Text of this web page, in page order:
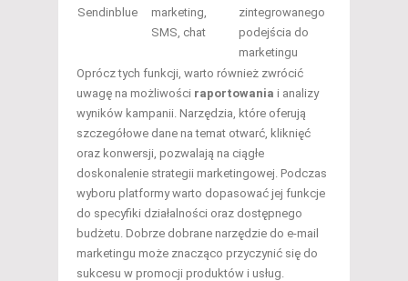
Sendinblue
marketing,
SMS, chat
zintegrowanego
podejścia do
marketingu
Oprócz tych funkcji, warto również zwrócić
uwagę na możliwości raportowania i analizy
wyników kampanii. Narzędzia, które oferują
szczegółowe dane na temat otwarć, kliknięć
oraz konwersji, pozwalają na ciągłe
doskonalenie strategii marketingowej. Podczas
wyboru platformy warto dopasować jej funkcje
do specyfiki działalności oraz dostępnego
budżetu. Dobrze dobrane narzędzie do e-mail
marketingu może znacząco przyczynić się do
sukcesu w promocji produktów i usług.